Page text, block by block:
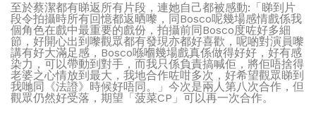
至於蔡潔都有睇返所有片段，連她自己都被感動:「睇到片
段令拍攝時所有回憶都返晒嚟，同Bosco呢幾場感情戲係我
個角色在戲中最重要的戲份，拍攝前同Bosco度咗好多細
節，好開心出到嚟觀眾都有發現亦都好喜歡，呢啲對演員嚟
講有好大滿足感，Bosco喺嗰幾場戲真係做得好好，好有感
染力，可以帶動到對手，而我只係負責搞喊佢，將佢唔捨得
老婆之心情放到最大，我地合作咗咁多次，好希望觀眾睇到
我哋同《法證》時候好唔同。」今次是兩人第八次合作，但
觀眾仍然好受落，期望「菠菜CP」可以再一次合作。